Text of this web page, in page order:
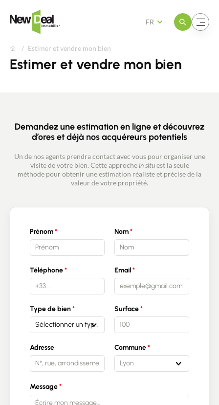
Ouvrir le menuOuvrir le menu
FR
Estimer et vendre mon bien
Estimer et vendre mon bien
Demandez une estimation en ligne et découvrez
d’ores et déjà nos acquéreurs potentiels
Un de nos agents prendra contact avec vous pour organiser une
visite de votre bien. Cette approche in situest la seule
méthode pour obtenir une estimation réaliste et précise de la
valeur de votre propriété.
Prénom Nom
Téléphone Email
Type de bien
Sélectionner un type de bien
Surface
Adresse
Commune
Lyon
Message